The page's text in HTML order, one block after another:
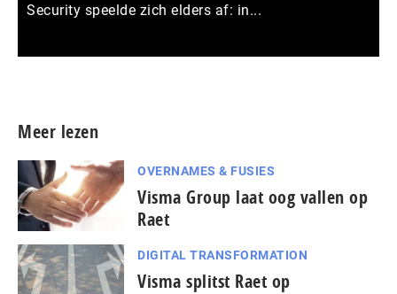
Security speelde zich elders af: in...
Meer lezen
OVERNAMES & FUSIES
Visma Group laat oog vallen op
Raet
DIGITAL TRANSFORMATION
Visma splitst Raet op